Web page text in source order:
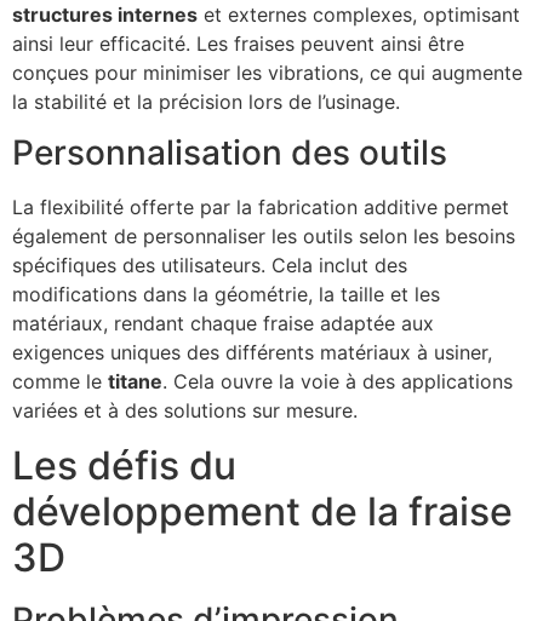
structures internes et externes complexes, optimisant
ainsi leur efficacité. Les fraises peuvent ainsi être
conçues pour minimiser les vibrations, ce qui augmente
la stabilité et la précision lors de l’usinage.
Personnalisation des outils
La flexibilité offerte par la fabrication additive permet
également de personnaliser les outils selon les besoins
spécifiques des utilisateurs. Cela inclut des
modifications dans la géométrie, la taille et les
matériaux, rendant chaque fraise adaptée aux
exigences uniques des différents matériaux à usiner,
comme le titane. Cela ouvre la voie à des applications
variées et à des solutions sur mesure.
Les défis du
développement de la fraise
3D